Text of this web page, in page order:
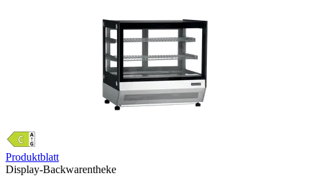
Produktblatt
Display-Backwarentheke